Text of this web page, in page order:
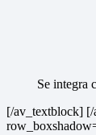
Se integra
[/av_textblock] [/